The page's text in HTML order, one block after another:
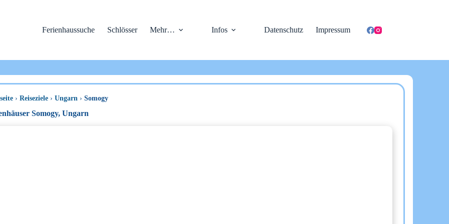
Ferienhaussuche Schlösser Mehr… Infos Datenschutz Impressum
› Reiseziele › Ungarn › Somogy
Somogy, Ungarn